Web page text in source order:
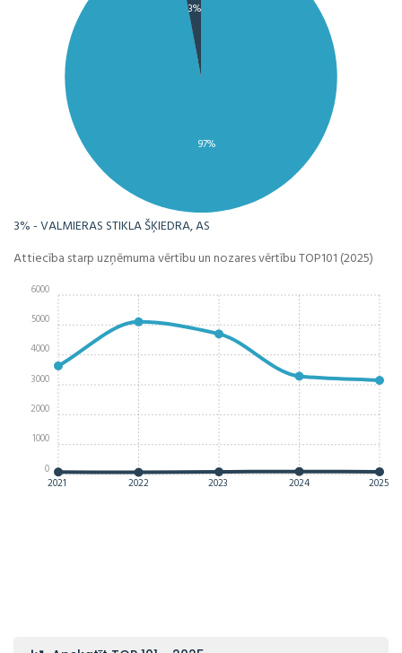
97%
3%
3% - VALMIERAS STIKLA ŠĶIEDRA, AS
Attiecība starp uzņēmuma vērtību un nozares vērtību TOP101 (2025)
2021 2022 2023 2024 2025
0
1000
2000
3000
4000
5000
6000